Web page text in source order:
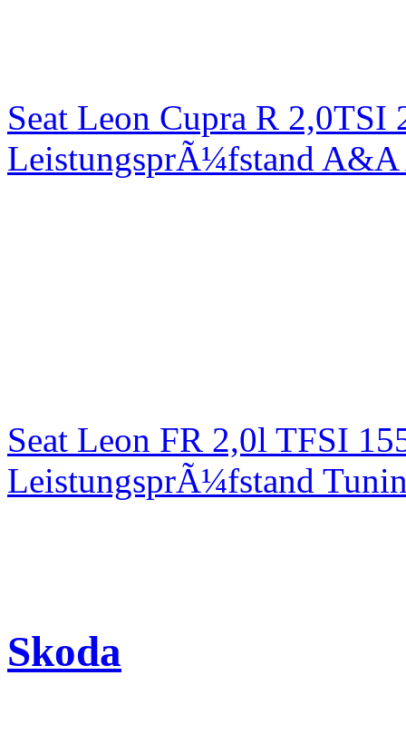
Seat Leon Cupra R
LeistungsprÃ¼fstand
Seat Leon FR 2,0l TFSI
LeistungsprÃ¼fstand
Skoda